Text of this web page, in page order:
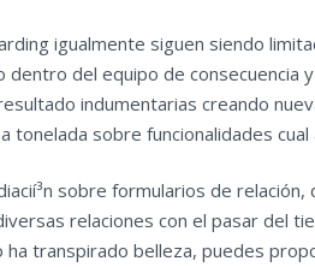
igualmente siguen siendo
del equipo de
indumentarias creando
tonelada sobre funcionalidades
sobre formularios de
relaciones con el pasar del
transpirado belleza, puedes